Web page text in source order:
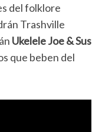
del folklore
Trashville
Ukelele Joe & Sus
que beben del